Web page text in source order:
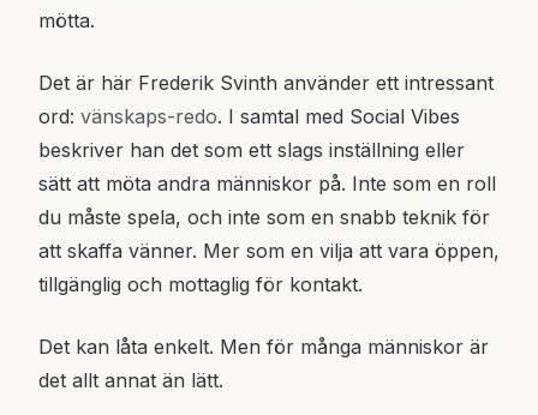
mötta.
Det är här Frederik Svinth använder ett intressant
ord: vänskaps-redo. I samtal med Social Vibes
beskriver han det som ett slags inställning eller
sätt att möta andra människor på. Inte som en roll
du måste spela, och inte som en snabb teknik för
att skaffa vänner. Mer som en vilja att vara öppen,
tillgänglig och mottaglig för kontakt.
Det kan låta enkelt. Men för många människor är
det allt annat än lätt.